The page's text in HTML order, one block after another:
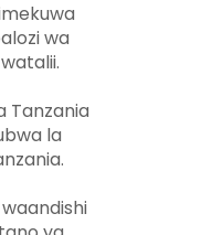
wa
Tanzania
la